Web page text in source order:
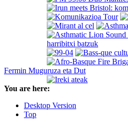
Fermin Muguruza eta Dut
You are here:
Desktop Version
Top